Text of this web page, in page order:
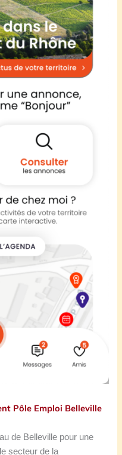
Pôle Emploi Belleville
de Belleville pour une
secteur de la